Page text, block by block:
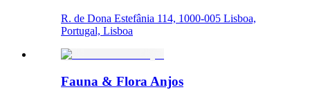
R. de Dona Estefânia 114, 1000-005 Lisboa,
Portugal, Lisboa
Fauna & Flora Anjos